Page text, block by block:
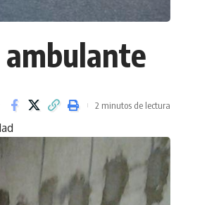
el
la
2 minutos de lectura